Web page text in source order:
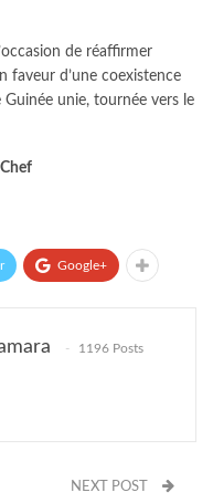
de réaffirmer
faveur d’une coexistence
Guinée unie, tournée vers le
Google+
1196 Posts
NEXT POST